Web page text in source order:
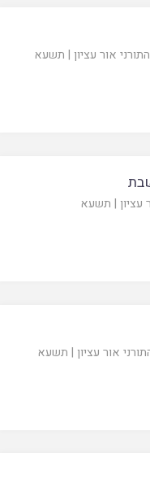
אור עציון | תשעא
עציון | תשעא
אור עציון | תשעא